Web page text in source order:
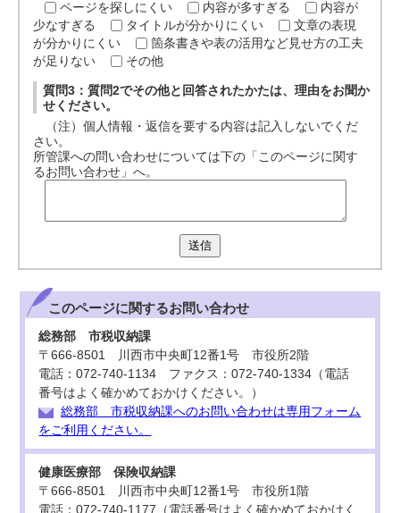
ページを探しにくい
内容が多すぎる
内容が
少なすぎる
タイトルが分かりにくい
文章の表現
が分かりにくい
箇条書きや表の活用など見せ方の工夫
が足りない
その他
質問3：質問2でその他と回答されたかたは、理由をお聞か
せください。
（注）個人情報・返信を要する内容は記入しないでくだ
さい。
所管課への問い合わせについては下の「このページに関す
るお問い合わせ」へ。
送信
このページに関するお問い合わせ
総務部 市税収納課
〒666-8501 川西市中央町12番1号 市役所2階
電話：072-740-1134 ファクス：072-740-1334（電話
番号はよく確かめておかけください。）
総務部 市税収納課へのお問い合わせは専用フォーム
をご利用ください。
健康医療部 保険収納課
〒666-8501 川西市中央町12番1号 市役所1階
電話：072-740-1177（電話番号はよく確かめておかけく